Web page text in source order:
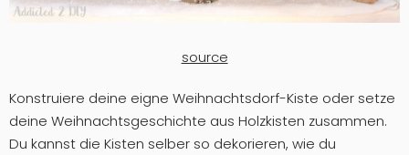
source
Konstruiere deine eigne Weihnachtsdorf-Kiste oder setze
deine Weihnachtsgeschichte aus Holzkisten zusammen.
Du kannst die Kisten selber so dekorieren, wie du